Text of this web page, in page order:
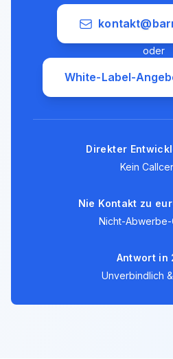
oder
White-Label-
Direkter
Kein
Nie Kontakt zu
Nicht-Abwerbe-
Antwort in
Unverbindlich